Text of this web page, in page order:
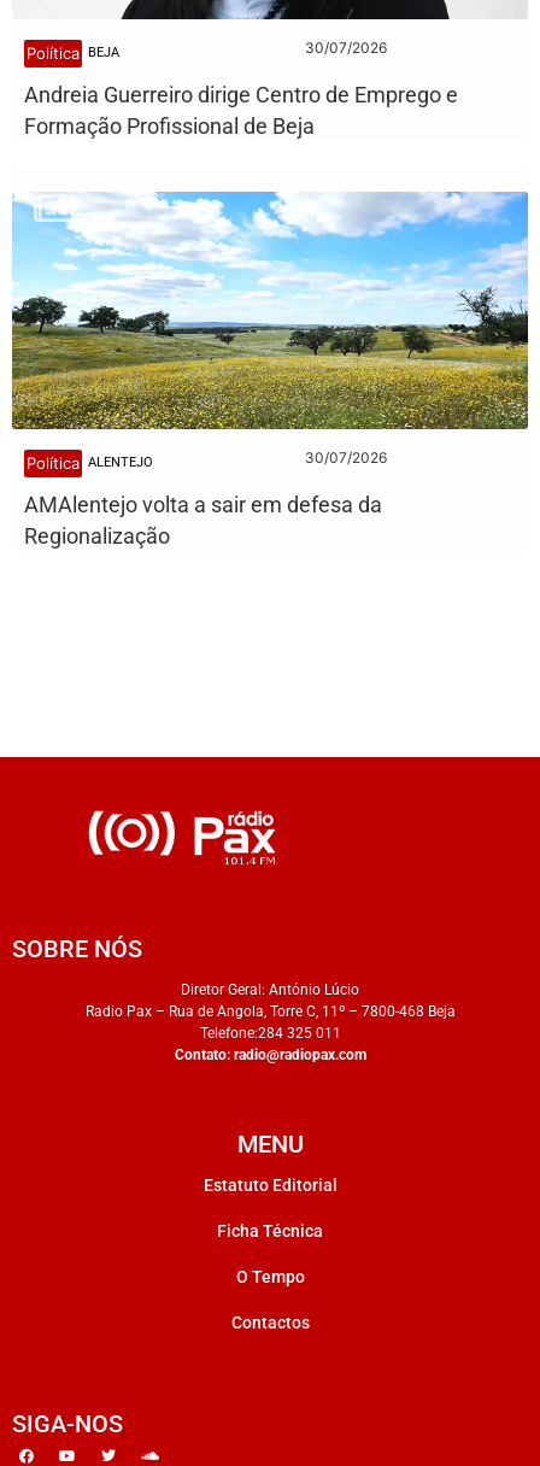
Política BEJA 30/07/2026
Andreia Guerreiro dirige Centro de Emprego e
Formação Profissional de Beja
Política ALENTEJO 30/07/2026
AMAlentejo volta a sair em defesa da
Regionalização
SOBRE NÓS
Diretor Geral: António Lúcio
Radio Pax – Rua de Angola, Torre C, 11º – 7800-468 Beja
Telefone:284 325 011
Contato: radio@radiopax.com
SIGA-NOS
MENU
Estatuto Editorial
Ficha Técnica
O Tempo
Contactos